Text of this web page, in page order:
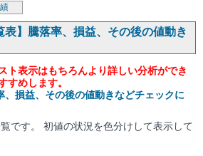
表】騰落率、損益、その後の値動き
ト表示はもちろんより詳しい分析ができ
すめします。
、損益、その後の値動きなどチェックに
です。 初値の状況を色分けして表示して